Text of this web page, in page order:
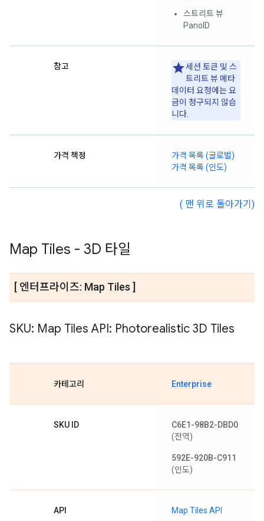
스트리트 뷰
PanoID
참고
세션 토큰 및 스
트리트 뷰 메타
데이터 요청에는 요
금이 청구되지 않습
니다.
가격 책정
가격 목록 (글로벌)
가격 목록 (인도)
( 맨 위로 돌아가기)
Map Tiles - 3D 타일
[ 엔터프라이즈: Map Tiles ]
SKU: Map Tiles API: Photorealistic 3D Tiles
카테고리 Enterprise
SKU ID
C6E1-98B2-DBD0
(전역)
592E-920B-C911
(인도)
API Map Tiles API